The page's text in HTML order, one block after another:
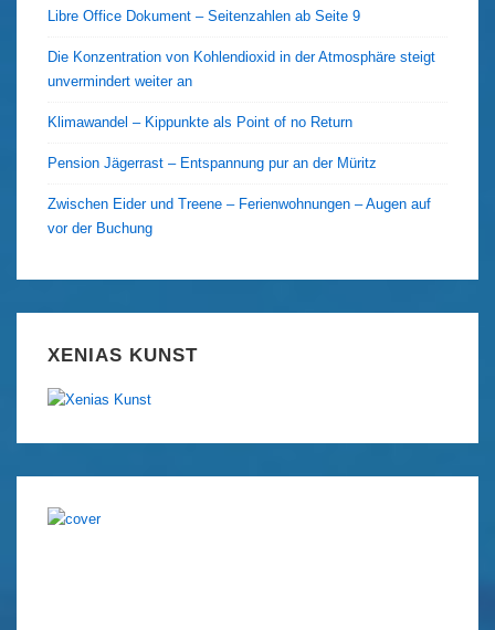
Die
Lebensalter
Libre Office Dokument – Seitenzahlen ab Seite 9
Die Konzentration von Kohlendioxid in der Atmosphäre steigt
unvermindert weiter an
Klimawandel – Kippunkte als Point of no Return
Pension Jägerrast – Entspannung pur an der Müritz
Zwischen Eider und Treene – Ferienwohnungen – Augen auf
vor der Buchung
XENIAS KUNST